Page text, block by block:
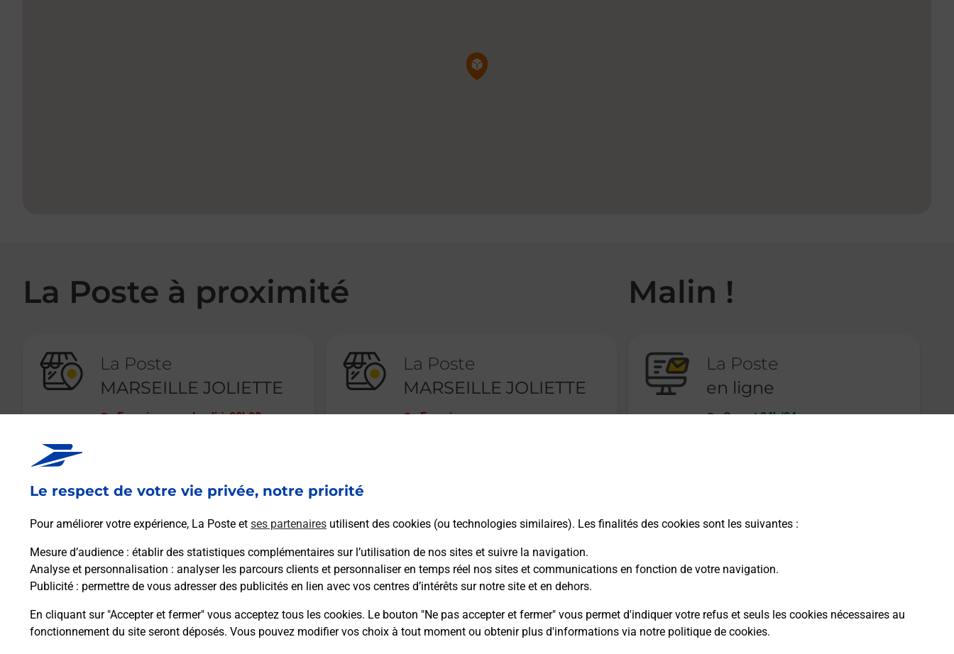
Le respect de votre vie privée, notre priorité
Pour améliorer votre expérience, La Poste et ses partenaires utilisent des cookies (ou technologies similaires). Les finalités des cookies sont les suivantes :
Mesure d’audience : établir des statistiques complémentaires sur l’utilisation de nos sites et suivre la navigation.
Analyse et personnalisation : analyser les parcours clients et personnaliser en temps réel nos sites et communications en fonction de votre navigation.
Publicité : permettre de vous adresser des publicités en lien avec vos centres d’intérêts sur notre site et en dehors.
En cliquant sur "Accepter et fermer" vous acceptez tous les cookies. Le bouton "Ne pas accepter et fermer" vous permet d'indiquer votre refus et seuls les cookies nécessaires au
fonctionnement du site seront déposés. Vous pouvez modifier vos choix à tout moment ou obtenir plus d'informations via notre politique de cookies.
Pin de la carte
La Poste à proximité
La Poste
MARSEILLE JOLIETTE
Fermé-ouvre lundi à 09h00
En savoir plus
La Poste
MARSEILLE JOLIETTE
Fermé
Malin !
La Poste
en ligne
Ouvert 24h/24